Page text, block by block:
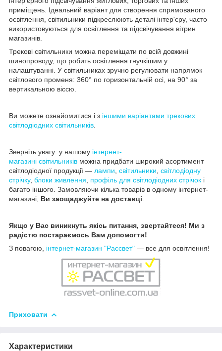
приміщень. Ідеальний варіант для створення спрямованого
освітлення, світильники підкреслюють деталі інтер'єру, часто
використовуються для освітлення та підсвічування вітрин
магазинів.
Трекові світильники можна переміщати по всій довжині
шинопроводу, що робить освітлення гнучкішим у
налаштуванні. У світильниках зручно регулювати напрямок
світлового променя: 360° по горизонтальній осі, на 90° за
вертикальною віссю.
Ви можете ознайомитися і з іншими варіантами трекових
світлодіодних світильників.
Зверніть увагу: у нашому інтернет-
магазині світильників можна придбати широкий асортимент
світлодіодної продукції — лампи, світильники, світлодіодну
стрічку, блоки живлення, профіль для світлодіодних стрічок і
багато іншого. Замовляючи кілька товарів в одному інтернет-
магазині, Ви заощаджуйте на доставці.
Якщо у Вас виникнуть якісь питання, звертайтеся! Ми з
радістю постараємось Вам допомогти!
З повагою, інтернет-магазин "Рассвет" — все для освітлення!
Приховати
Характеристики